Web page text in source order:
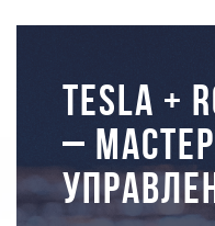
TESLA +
–